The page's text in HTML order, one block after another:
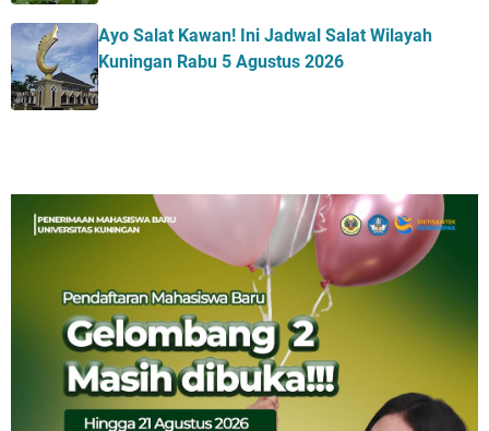
Ayo Salat Kawan! Ini Jadwal Salat Wilayah
Kuningan Rabu 5 Agustus 2026